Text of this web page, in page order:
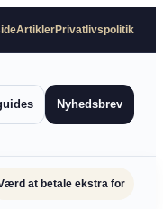
ArtiklerPrivatlivspolitik
Nyhedsbrev
at betale ekstra for